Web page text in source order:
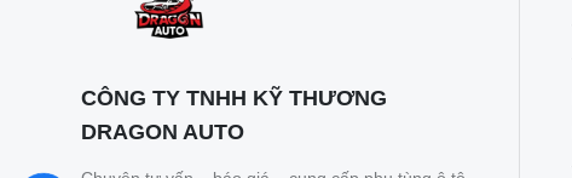
CÔNG TY TNHH KỸ THƯƠNG
DRAGON AUTO